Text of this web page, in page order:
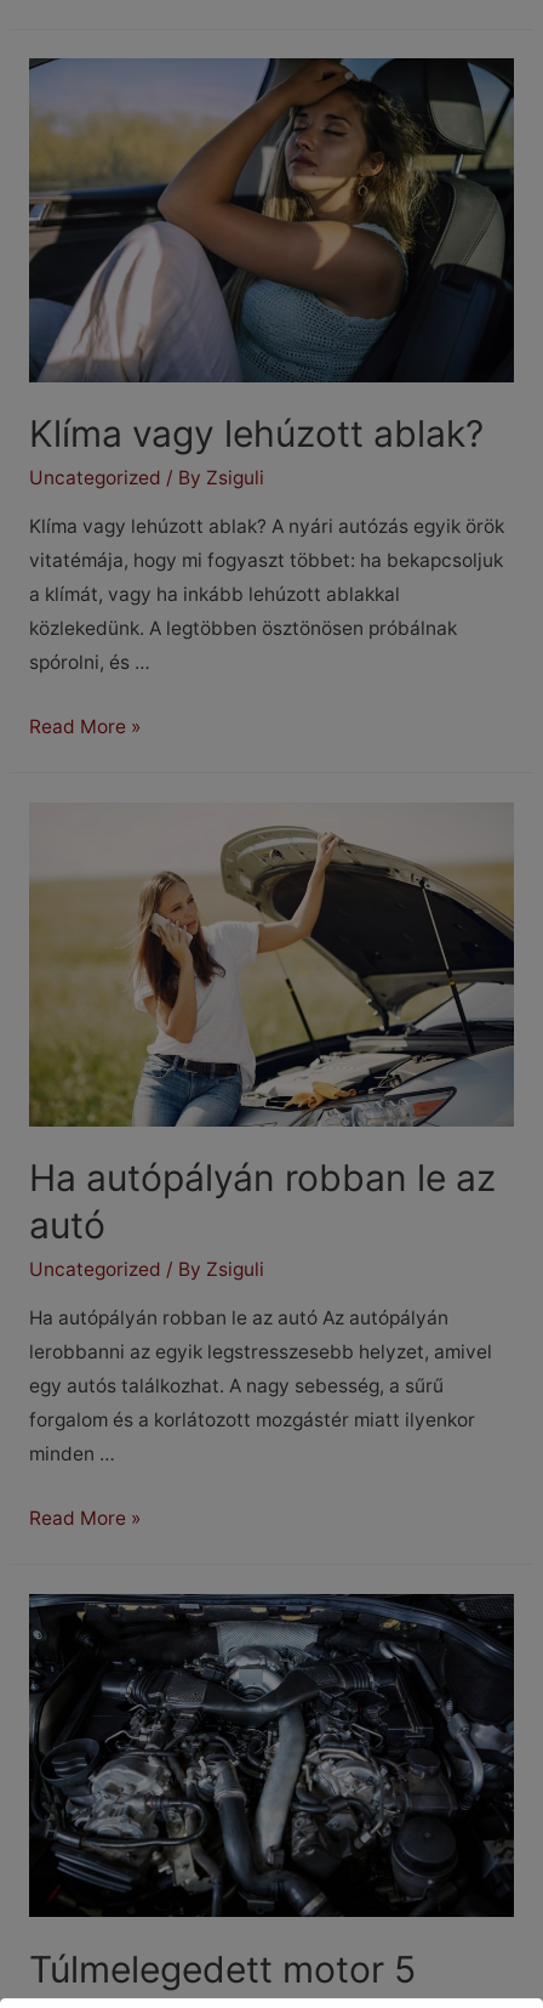
bekapcsolás
Klíma vagy lehúzott ablak?
Uncategorized / By Zsiguli
Klíma vagy lehúzott ablak? A nyári autózás egyik örök
vitatémája, hogy mi fogyaszt többet: ha bekapcsoljuk
a klímát, vagy ha inkább lehúzott ablakkal
közlekedünk. A legtöbben ösztönösen próbálnak
spórolni, és …
Klíma
Read More »
Ha autópályán robban le az
autó
Uncategorized / By Zsiguli
Ha autópályán robban le az autó Az autópályán
lerobbanni az egyik legstresszesebb helyzet, amivel
egy autós találkozhat. A nagy sebesség, a sűrű
forgalom és a korlátozott mozgástér miatt ilyenkor
minden …
Ha
le
az
autó
Read More »
Túlmelegedett motor 5